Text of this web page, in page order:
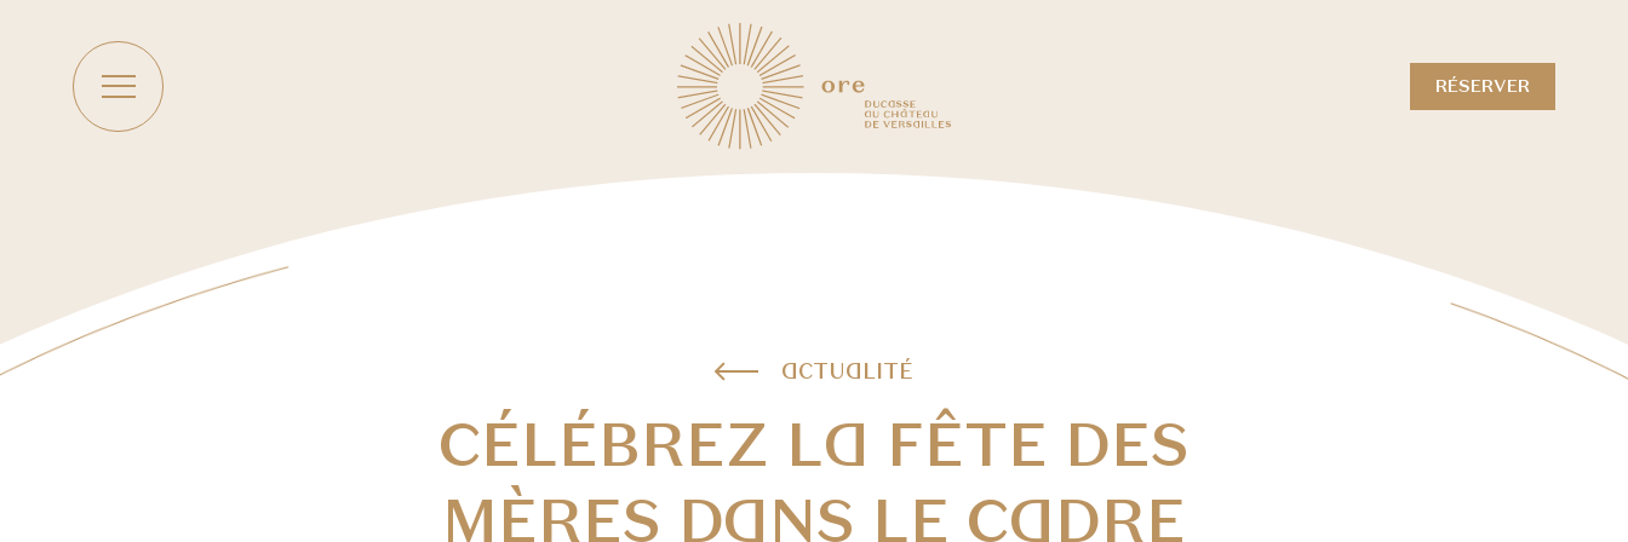
RÉSERVER
ACTUALITÉ
CÉLÉBREZ LA FÊTE DES
MÈRES DANS LE CADRE